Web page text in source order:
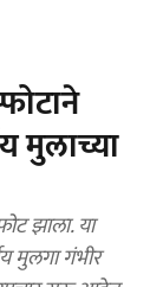
मुलाच्या
झाला. या
मुलगा गंभीर